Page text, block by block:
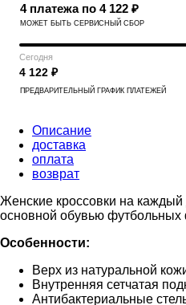
4 платежа по 4 122 ₽
МОЖЕТ БЫТЬ СЕРВИСНЫЙ СБОР
Сегодня
4 122 ₽
ПРЕДВАРИТЕЛЬНЫЙ ГРАФИК ПЛАТЕЖЕЙ
Описание
доставка
оплата
возврат
Женские кроссовки на
основной обувью футбольных
Особенности:
Верх из натуральной
Внутренняя сетчатая
Антибактериальные